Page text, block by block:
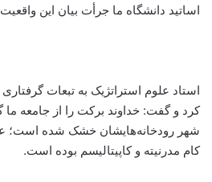
اساتید دانشگاه ما جرأت بیان این واقعیت
استاد علوم استراتژیک به تبعات
شهر رودخانه‌هایشان خشک شده است؛
کام مدرنیته و کاپیتالیسم بوده است.